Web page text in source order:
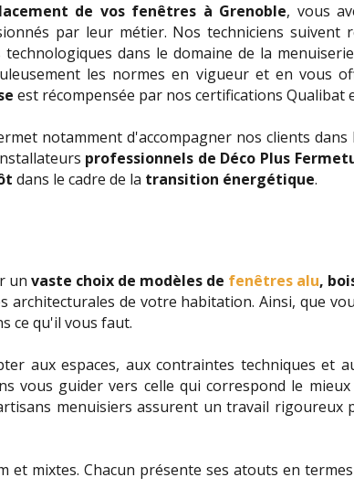
de vos fenêtres à Grenoble, vous
par leur métier. Nos techniciens suivent
dans le domaine de la
les normes en vigueur et en vous
est récompensée par nos certifications Qualibat
notamment d'accompagner nos clients dans
professionnels de Déco Plus
dans le cadre de la transition énergétique.
unvaste choix de modèles de fenêtres alu,
architecturales de votre habitation. Ainsi, que
ce qu'il vous faut.
aux espaces, aux contraintes techniques et
vous guider vers celle qui correspond le
menuisiers assurent un travail rigoureux
et mixtes. Chacun présente ses atouts en termes